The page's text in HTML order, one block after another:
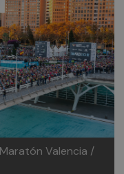
Valencia /